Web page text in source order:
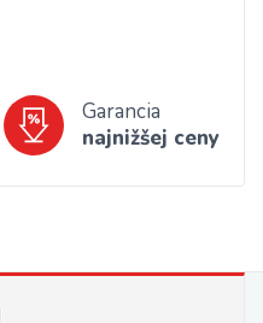
Garancia
najnižšej ceny